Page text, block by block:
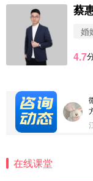
蔡
婚
4.7
在线课堂